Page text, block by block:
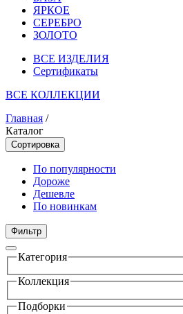
ЯРКОЕ
СЕРЕБРО
ЗОЛОТО
ВСЕ ИЗДЕЛИЯ
Сертификаты
ВСЕ КОЛЛЕКЦИИ
Главная /
Каталог
Сортировка
По популярности
Дороже
Дешевле
По новинкам
Фильтр
Категория
Коллекция
Подборки